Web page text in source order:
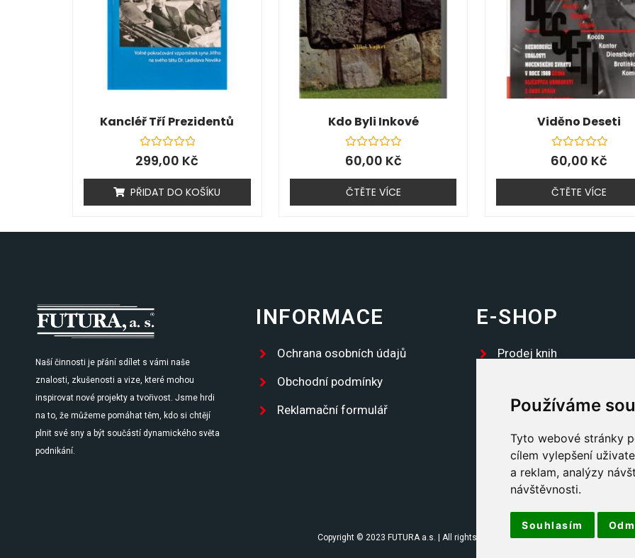
Používáme
Tyto webové stránky
cílem vylepšení
a reklam, analýzy
návštěvnosti.
Souhlasím
Kancléř Tří Prezidentů
Hodnocení
0
5
299,00 Kč
PŘIDAT DO KOŠÍKU
Kdo Byli Inkové
Hodnocení
0
5
60,00 Kč
ČTĚTE VÍCE
Viděno Deseti
Hodnocení
0
5
60,00 Kč
ČTĚTE VÍCE
Naší činnosti je přání sdílet s vámi naše
znalosti, zkušenosti a vize, které mohou
inspirovat nové projekty a tvořivost. Jsme hrdi
na to, že můžeme pomáhat těm, kdo si chtějí
plnit své sny a být součástí dynamického světa
podnikání.
INFORMACE
Ochrana osobních údajů
Obchodní podmínky
Reklamační formulář
E-SHOP
Prodej knih
Trika
Placky
Ostatní
Kontakty
Copyright © 2023 FUTURA a.s. | All rights reserved | Created by www.legnavsky.cz